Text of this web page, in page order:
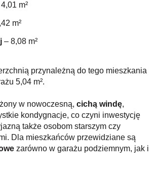
m²
m²
– 8,08 m²
przynależną do tego mieszkania
5,04 m².
w nowoczesną, cichą windę,
kondygnacje, co czyni inwestycję
także osobom starszym czy
Dla mieszkańców przewidziane są
zarówno w garażu podziemnym, jak i